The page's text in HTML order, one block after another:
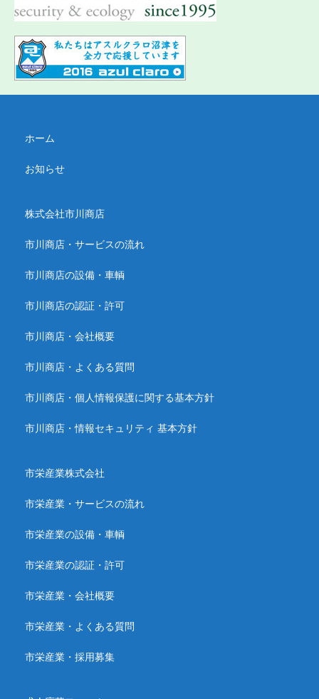
ホーム
お知らせ
株式会社市川商店
市川商店・サービスの流れ
市川商店の設備・車輌
市川商店の認証・許可
市川商店・会社概要
市川商店・よくある質問
市川商店・個人情報保護に関する基本方針
市川商店・情報セキュリティ 基本方針
市栄産業株式会社
市栄産業・サービスの流れ
市栄産業の設備・車輌
市栄産業の認証・許可
市栄産業・会社概要
市栄産業・よくある質問
市栄産業・採用募集